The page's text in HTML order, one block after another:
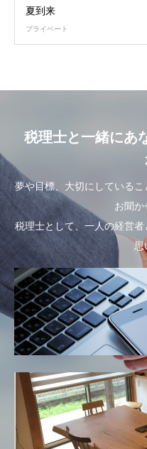
夏到来
プライベート
税理士と一緒にあ
夢や目標、大切にしている
お聞か
税理士として、一人の経営
思